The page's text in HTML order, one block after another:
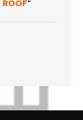
ROOF"